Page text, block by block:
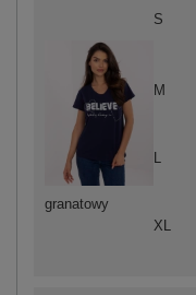
granatowy
S
M
XL